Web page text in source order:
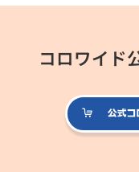
コロワイド